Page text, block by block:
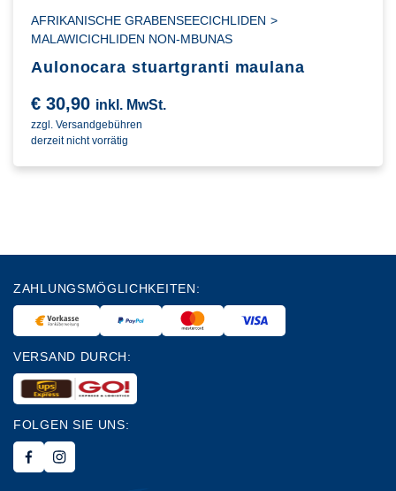
AFRIKANISCHE GRABENSEECICHLIDEN >
MALAWICICHLIDEN NON-MBUNAS
Aulonocara stuartgranti maulana
€ 30,90 inkl. MwSt.
zzgl. Versandgebühren
derzeit nicht vorrätig
ZAHLUNGSMÖGLICHKEITEN:
VERSAND DURCH:
FOLGEN SIE UNS: